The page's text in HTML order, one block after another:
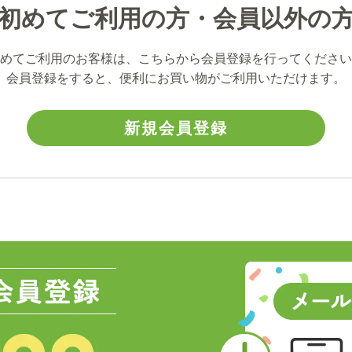
めてご利用の方・会員以外の
てご利用のお客様は、こちらから会員登録を行ってくださ
会員登録をすると、便利にお買い物がご利用いただけます。